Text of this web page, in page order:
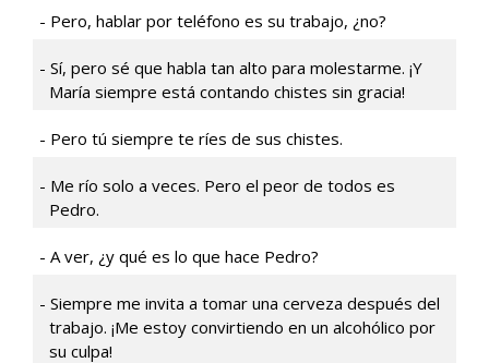
Pero, hablar por teléfono es su trabajo, ¿no?
Sí, pero sé que habla tan alto para molestarme. ¡Y
María siempre está contando chistes sin gracia!
Pero tú siempre te ríes de sus chistes.
Me río solo a veces. Pero el peor de todos es
Pedro.
A ver, ¿y qué es lo que hace Pedro?
Siempre me invita a tomar una cerveza después del
trabajo. ¡Me estoy convirtiendo en un alcohólico por
su culpa!